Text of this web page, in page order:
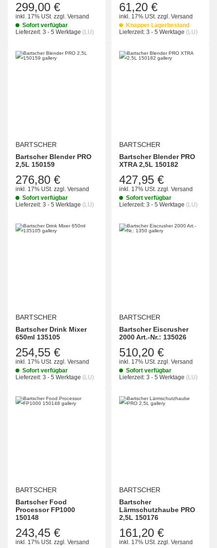
299,00 €
inkl. 17% USt. zzgl. Versand
Sofort verfügbar
Lieferzeit: 3 - 5 Werktage (LU)
61,20 €
inkl. 17% USt. zzgl. Versand
Knapper Lagerbestand
Lieferzeit: 3 - 5 Werktage (LU)
BARTSCHER
Bartscher Blender PRO
2,5L 150159
276,80 €
inkl. 17% USt. zzgl. Versand
Sofort verfügbar
Lieferzeit: 3 - 5 Werktage (LU)
BARTSCHER
Bartscher Blender PRO
XTRA 2,5L 150182
427,95 €
inkl. 17% USt. zzgl. Versand
Sofort verfügbar
Lieferzeit: 3 - 5 Werktage (LU)
BARTSCHER
Bartscher Drink Mixer
650ml 135105
254,55 €
inkl. 17% USt. zzgl. Versand
Sofort verfügbar
Lieferzeit: 3 - 5 Werktage (LU)
BARTSCHER
Bartscher Eiscrusher
2000 Art.-Nr.: 135026
510,20 €
inkl. 17% USt. zzgl. Versand
Sofort verfügbar
Lieferzeit: 3 - 5 Werktage (LU)
BARTSCHER
Bartscher Food
Processor FP1000
150148
243,45 €
inkl. 17% USt. zzgl. Versand
BARTSCHER
Bartscher
Lärmschutzhaube PRO
2,5L 150176
161,20 €
inkl. 17% USt. zzgl. Versand